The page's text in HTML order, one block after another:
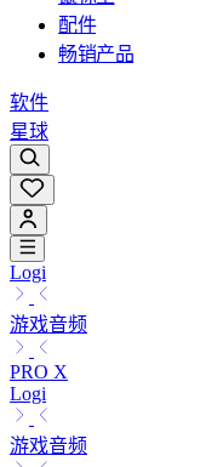
配件
畅销产品
软件
星球
Logi
游戏音频
PRO X
Logi
游戏音频